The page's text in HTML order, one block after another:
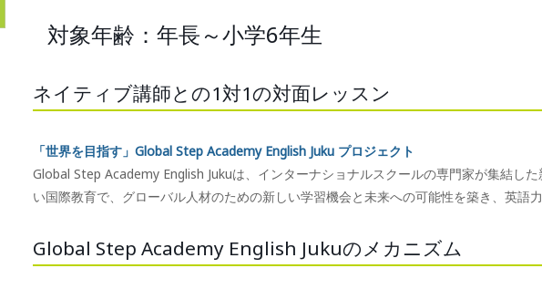
対象年齢：年長～小学6年生
ネイティブ講師との1対1の対面レッスン
「世界を目指す」Global Step Academy English Juku プロジェクト
Global Step Academy English Jukuは、インターナショナルスクールの専門家が集結し
い国際教育で、グローバル人材のための新しい学習機会と未来への可能性を築き、英語
Global Step Academy English Jukuのメカニズム